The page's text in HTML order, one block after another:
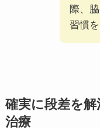
際、
習慣
確実に段差を
治療